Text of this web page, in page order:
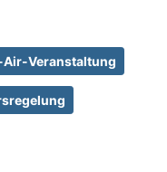
Air-Veranstaltung